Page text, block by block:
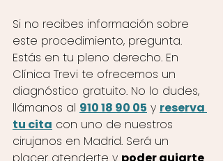
Si no recibes información sobre
este procedimiento, pregunta.
Estás en tu pleno derecho. En
Clínica Trevi te ofrecemos un
diagnóstico gratuito. No lo dudes,
llámanos al 910 18 90 05 y reserva
tu cita con uno de nuestros
cirujanos en Madrid. Será un